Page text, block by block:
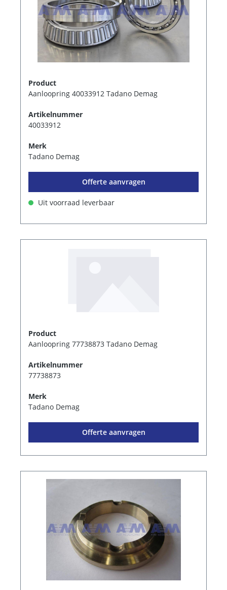
Product
Aanloopring 40033912 Tadano Demag
Artikelnummer
40033912
Merk
Tadano Demag
Offerte aanvragen
Uit voorraad leverbaar
Product
Aanloopring 77738873 Tadano Demag
Artikelnummer
77738873
Merk
Tadano Demag
Offerte aanvragen